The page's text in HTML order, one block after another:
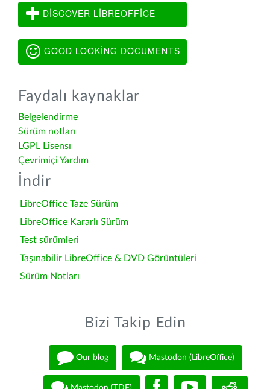
DISCOVER LIBREOFFICE
GOOD LOOKING DOCUMENTS
Faydalı kaynaklar
Belgelendirme
Sürüm notları
LGPL Lisensı
Çevrimiçi Yardım
İndir
LibreOffice Taze Sürüm
LibreOffice Kararlı Sürüm
Test sürümleri
Taşınabilir LibreOffice & DVD Görüntüleri
Sürüm Notları
Bizi Takip Edin
Our blog Mastodon (LibreOffice)